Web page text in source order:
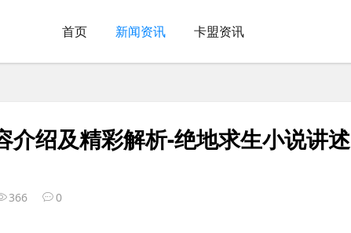
首页 新闻资讯 卡盟资讯
介绍及精彩解析-绝地求生小说讲
366 0